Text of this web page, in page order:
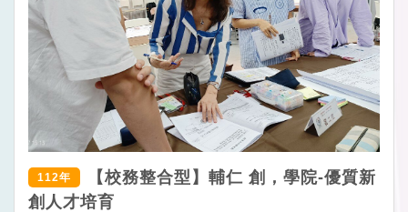
112年
【校務整合型】輔仁 創，學院-優質新
創人才培育